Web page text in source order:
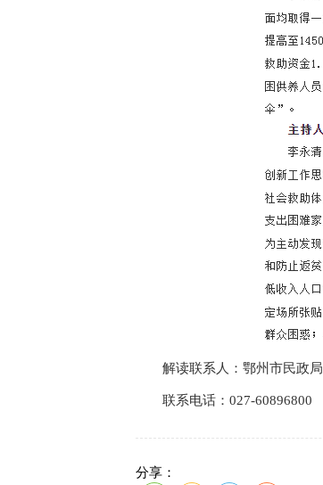
解读联系人：鄂州市民政局
联系电话：027-60896800
分享：